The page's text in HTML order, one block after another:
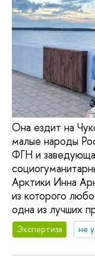
Она ездит на
малые народы
ФГН и
Арктики Инна
из которого
одна из лучших
Экспертиза не